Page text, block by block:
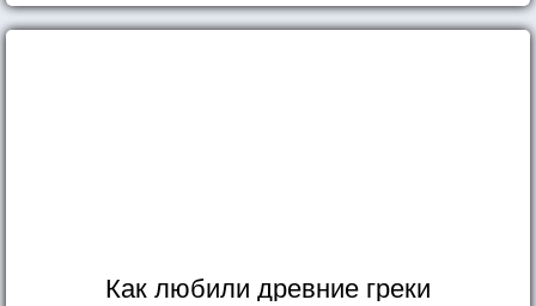
Как любили древние греки